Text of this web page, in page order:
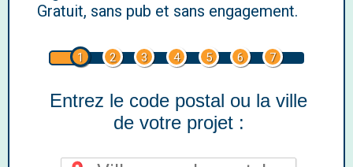
Gratuit, sans pub et sans engagement.
1 2 3 4 5 6 7
Entrez le code postal ou la ville
de votre projet :